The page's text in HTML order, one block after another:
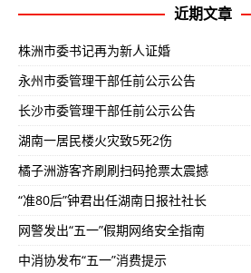
近期文章
株洲市委书记再为新人证婚
永州市委管理干部任前公示公告
长沙市委管理干部任前公示公告
湖南一居民楼火灾致5死2伤
橘子洲游客齐刷刷扫码抢票太震撼
“准80后”钟君出任湖南日报社社长
网警发出“五一”假期网络安全指南
中消协发布“五一”消费提示